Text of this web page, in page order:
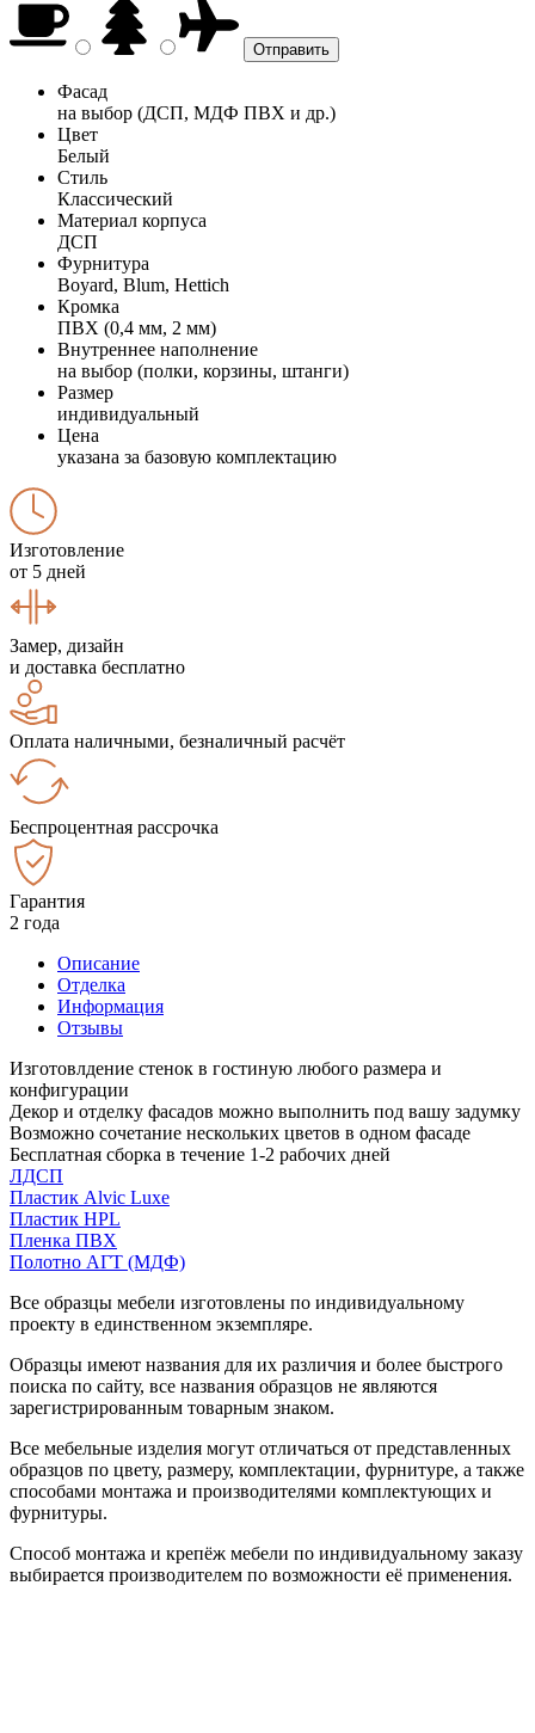
Фасад
на выбор (ДСП, МДФ ПВХ и др.)
Цвет
Белый
Стиль
Классический
Материал корпуса
ДСП
Фурнитура
Boyard, Blum, Hettich
Кромка
ПВХ (0,4 мм, 2 мм)
Внутреннее наполнение
на выбор (полки, корзины, штанги)
Размер
индивидуальный
Цена
указана за базовую комплектацию
Изготовление
от 5 дней
Замер, дизайн
и доставка бесплатно
Оплата наличными, безналичный расчёт
Беспроцентная рассрочка
Гарантия
2 года
Описание
Отделка
Информация
Отзывы
Изготовлдение стенок в гостиную любого размера и
конфигурации
Декор и отделку фасадов можно выполнить под вашу задумку
Возможно сочетание нескольких цветов в одном фасаде
Бесплатная сборка в течение 1-2 рабочих дней
ЛДСП
Пластик Alvic Luxe
Пластик HPL
Пленка ПВХ
Полотно АГТ (МДФ)
Все образцы мебели изготовлены по индивидуальному
проекту в единственном экземпляре.
Образцы имеют названия для их различия и более быстрого
поиска по сайту, все названия образцов не являются
зарегистрированным товарным знаком.
Все мебельные изделия могут отличаться от представленных
образцов по цвету, размеру, комплектации, фурнитуре, а также
способами монтажа и производителями комплектующих и
фурнитуры.
Способ монтажа и крепёж мебели по индивидуальному заказу
выбирается производителем по возможности её применения.